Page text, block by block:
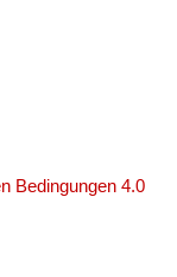
Bedingungen 4.0